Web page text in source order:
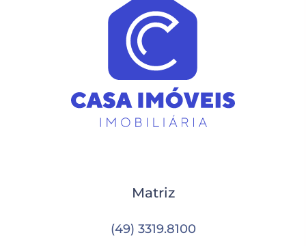
Matriz
(49) 3319.8100